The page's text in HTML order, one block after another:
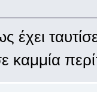
καμμία